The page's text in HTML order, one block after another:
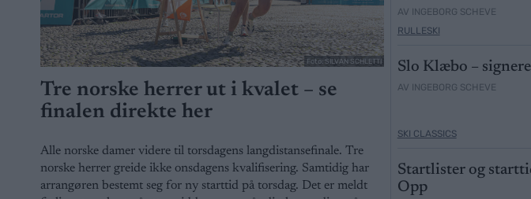
Foto: SILVAN SCHLETTI
Tre norske herrer ut i kvalet – se
finalen direkte her
Alle norske damer videre til torsdagens langdistansefinale. Tre
norske herrer greide ikke onsdagens kvalifisering. Samtidig har
arrangøren bestemt seg for ny starttid på torsdag. Det er meldt
AV INGEBORG SCHEVE
RULLESKI
Slo Klæbo –
AV INGEBORG SCHEVE
SKI CLASSICS
Startlister og
Opp